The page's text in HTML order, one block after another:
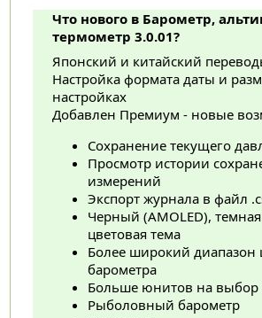
Что нового в Барометр,
термометр 3.0.01?
Японский и китайский
Настройка формата даты и
настройках
Добавлен Премиум - новые
Сохранение текущего
Просмотр истории
измерений
Экспорт журнала в файл
Черный (AMOLED),
цветовая тема
Более широкий
барометра
Больше юнитов на выбор
Рыболовный барометр